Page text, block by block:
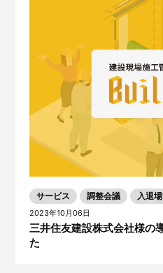
サービス 調整会議 入退
2023年10月06日
三井住友建設株式会社様の
た